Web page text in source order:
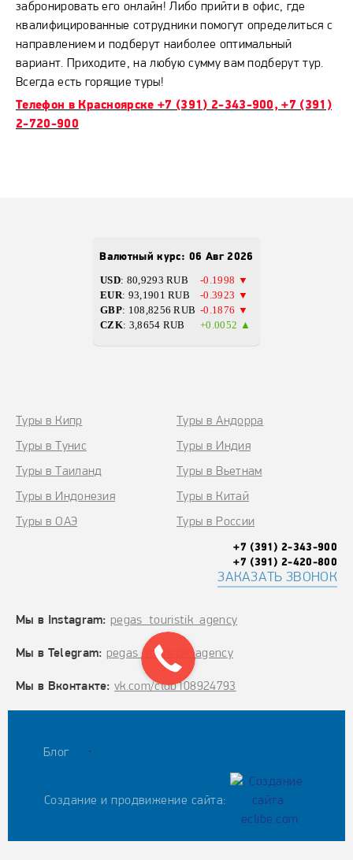
забронировать его онлайн! Либо прийти в офис, где
квалифицированные сотрудники помогут определиться с
направлением и подберут наиболее оптимальный
вариант. Приходите, на любую сумму вам подберут тур.
Всегда есть горящие туры!
Телефон в Красноярске +7 (391) 2-343-900, +7 (391)
2-720-900
Bалютный курс: 06 Авг 2026
USD: 80,9293 RUB
-0.1998 ▼
EUR: 93,1901 RUB
-0.3923 ▼
GBP: 108,8256 RUB -0.1876 ▼
CZK: 3,8654 RUB +0.0052 ▲
Туры в Кипр
Туры в Андорра
Туры в Тунис
Туры в Индия
Туры в Таиланд
Туры в Вьетнам
Туры в Индонезия
Туры в Китай
Туры в ОАЭ
Туры в России
+7 (391) 2-343-900
+7 (391) 2-420-800
ЗАКАЗАТЬ ЗВОНОК
Мы в Instagram:pegas_touristik_agency
Мы в Telegram: pegas_touristik_agency
Мы в Вконтакте:vk.com/club108924793
Блог .
Создание и продвижение сайта: